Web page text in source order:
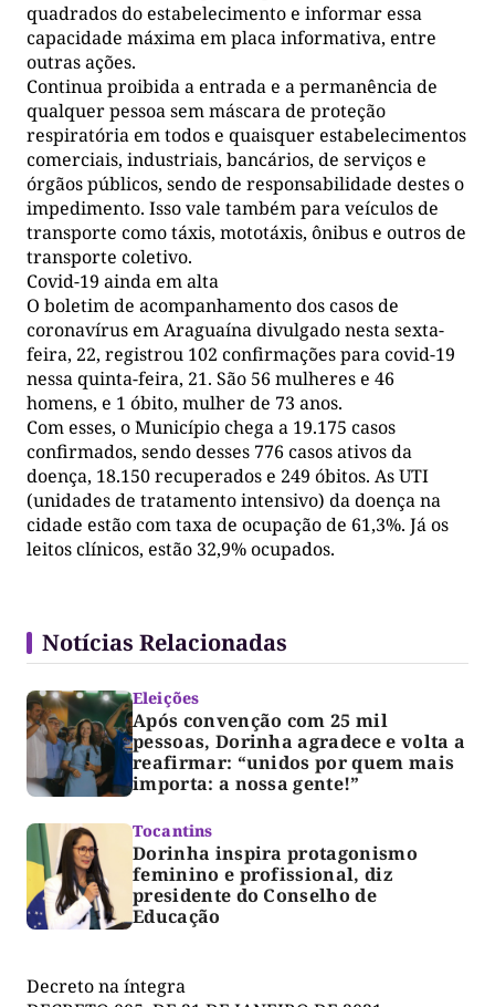
quadrados do estabelecimento e informar essa
capacidade máxima em placa informativa, entre
outras ações.
Continua proibida a entrada e a permanência de
qualquer pessoa sem máscara de proteção
respiratória em todos e quaisquer estabelecimentos
comerciais, industriais, bancários, de serviços e
órgãos públicos, sendo de responsabilidade destes o
impedimento. Isso vale também para veículos de
transporte como táxis, mototáxis, ônibus e outros de
transporte coletivo.
Covid-19 ainda em alta
O boletim de acompanhamento dos casos de
coronavírus em Araguaína divulgado nesta sexta-
feira, 22, registrou 102 confirmações para covid-19
nessa quinta-feira, 21. São 56 mulheres e 46
homens, e 1 óbito, mulher de 73 anos.
Com esses, o Município chega a 19.175 casos
confirmados, sendo desses 776 casos ativos da
doença, 18.150 recuperados e 249 óbitos. As UTI
(unidades de tratamento intensivo) da doença na
cidade estão com taxa de ocupação de 61,3%. Já os
leitos clínicos, estão 32,9% ocupados.
Notícias Relacionadas
Eleições
Após convenção com 25 mil
pessoas, Dorinha agradece e volta a
reafirmar: “unidos por quem mais
importa: a nossa gente!”
Tocantins
Dorinha inspira protagonismo
feminino e profissional, diz
presidente do Conselho de
Educação
Decreto na íntegra